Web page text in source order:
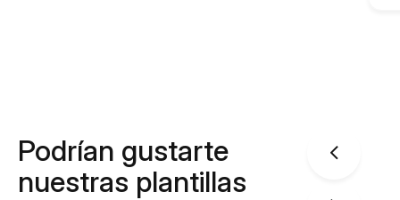
Podrían gustarte
nuestras plantillas